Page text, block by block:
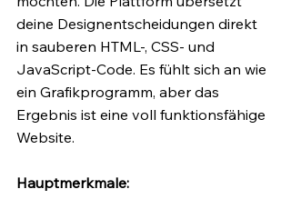
deine Designentscheidungen direkt
in sauberen HTML-, CSS- und
JavaScript-Code. Es fühlt sich an wie
ein Grafikprogramm, aber das
Ergebnis ist eine voll funktionsfähige
Website.
Hauptmerkmale: